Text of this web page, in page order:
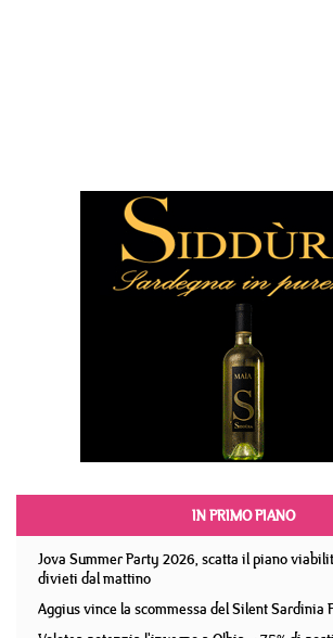
IN PRIMO PIANO
Jova Summer Party 2026, scatta il piano
divieti dal mattino
Aggius vince la scommessa del Silent Sardinia